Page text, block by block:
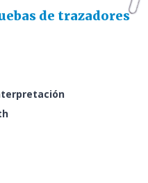
de trazadores